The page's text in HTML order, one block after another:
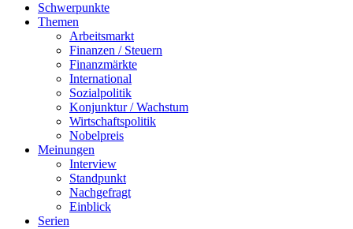
Schwerpunkte
Themen
Arbeitsmarkt
Finanzen / Steuern
Finanzmärkte
International
Sozialpolitik
Konjunktur / Wachstum
Wirtschaftspolitik
Nobelpreis
Meinungen
Interview
Standpunkt
Nachgefragt
Einblick
Serien